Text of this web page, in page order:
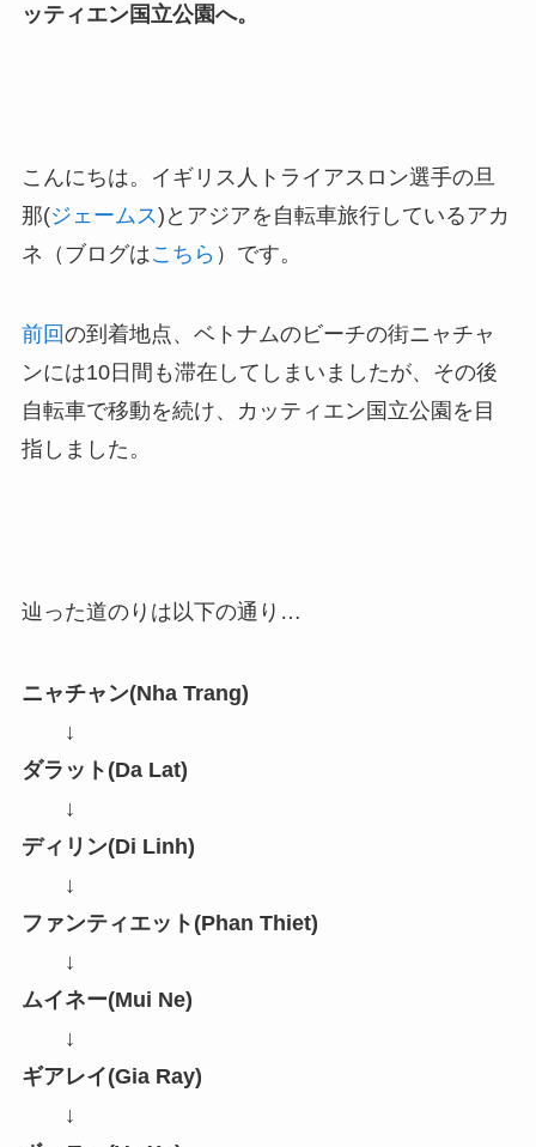
ッティエン国立公園へ。
こんにちは。イギリス人トライアスロン選手の旦
那(ジェームス)とアジアを自転車旅行しているアカ
ネ（ブログはこちら ）です。
前回の到着地点、ベトナムのビーチの街ニャチャ
ンには10日間も滞在してしまいましたが、その後
自転車で移動を続け、カッティエン国立公園を目
指しました。
辿った道のりは以下の通り…
ニャチャン(Nha Trang)
↓
ダラット(Da Lat)
↓
ディリン(Di Linh)
↓
ファンティエット(Phan Thiet)
↓
ムイネー(Mui Ne)
↓
ギアレイ(Gia Ray)
↓